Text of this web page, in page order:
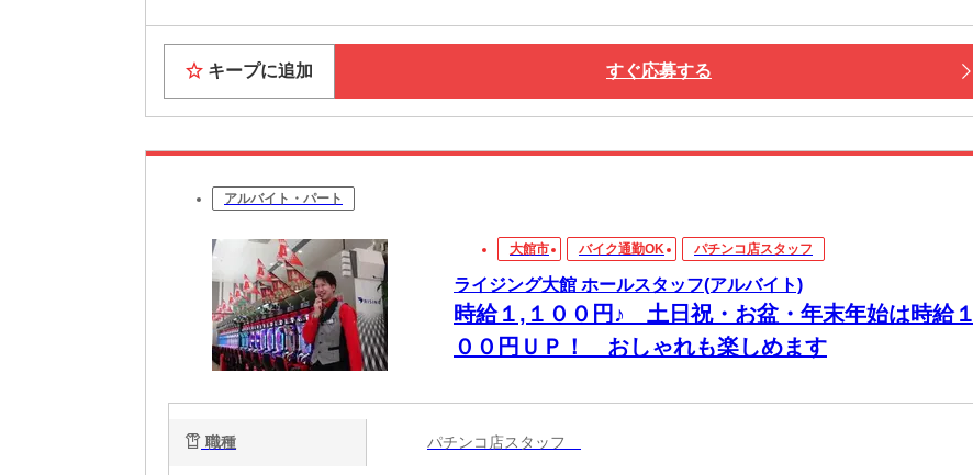
キープに追加 すぐ応募する
アルバイト・パート
大館市 バイク通勤OK パチンコ店スタッフ
ライジング大館 ホールスタッフ(アルバイト)
時給１,１００円♪ 土日祝・お盆・年末年始は時給１
００円ＵＰ！ おしゃれも楽しめます
職種 パチンコ店スタッフ